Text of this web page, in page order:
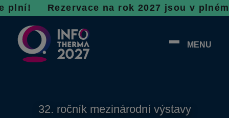
ezervace na rok 2027 jsou v plném
MENU
32. ročník mezinárodní výstavy